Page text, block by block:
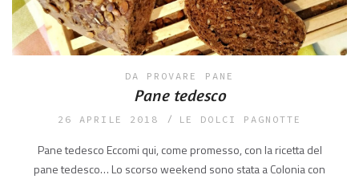
DA PROVARE PANE
Pane tedesco
26 APRILE 2018 LE DOLCI PAGNOTTE
Pane tedesco Eccomi qui, come promesso, con la ricetta del
pane tedesco… Lo scorso weekend sono stata a Colonia con